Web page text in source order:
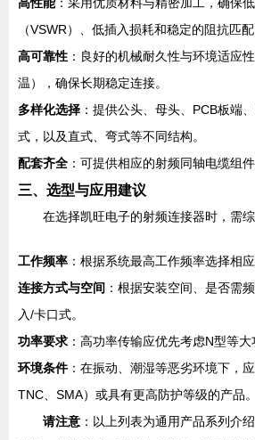
（VSWR）、低插入损耗和稳定的阻抗匹
高可靠性 ：良好的机械耐久性与环境适应
温），确保长期稳定连接。
多样化选择 ：提供公头、母头、PCB板端
式，以及直式、弯式等不同结构。
配套齐全 ：可提供相应的射频同轴电缆组件
三、选型与应用建议
在选择凯旺电子的射频连接器时，需
工作频率 ：根据系统最高工作频率选择相
连接方式与空间 ：根据安装空间、是否需
入/卡口式。
功率要求 ：高功率传输应优先考虑N型等大
环境条件：在振动、潮湿等恶劣环境下，
TNC、SMA）或具有更高防护等级的产品。
请注意 ：以上列表为通用产品系列介